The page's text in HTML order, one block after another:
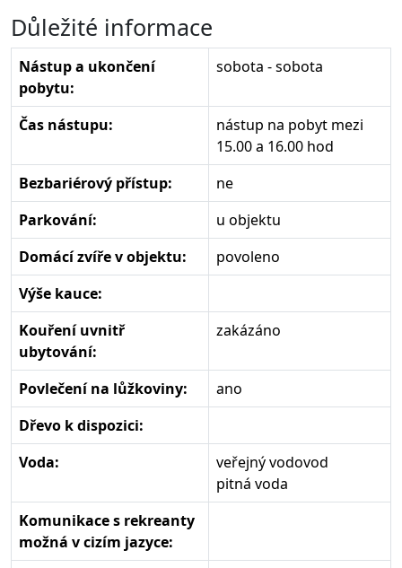
Důležité informace
Nástup a ukončení
pobytu:
sobota - sobota
Čas nástupu:
nástup na pobyt mezi
15.00 a 16.00 hod
Bezbariérový přístup:
ne
Parkování:
u objektu
Domácí zvíře v objektu:
povoleno
Výše kauce:
Kouření uvnitř
ubytování:
zakázáno
Povlečení na lůžkoviny:
ano
Dřevo k dispozici:
Voda:
veřejný vodovod
pitná voda
Komunikace s rekreanty
možná v cizím jazyce: